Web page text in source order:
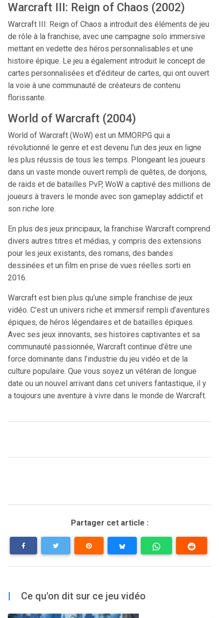
Warcraft III: Reign of Chaos (2002)
Warcraft III: Reign of Chaos a introduit des éléments de jeu
de rôle à la franchise, avec une campagne solo immersive
mettant en vedette des héros personnalisables et une
histoire épique. Le jeu a également introduit le concept de
cartes personnalisées et d’éditeur de cartes, qui ont ouvert
la voie à une communauté de créateurs de contenu
florissante.
World of Warcraft (2004)
World of Warcraft (WoW) est un MMORPG qui a
révolutionné le genre et est devenu l’un des jeux en ligne
les plus réussis de tous les temps. Plongeant les joueurs
dans un vaste monde ouvert rempli de quêtes, de donjons,
de raids et de batailles PvP, WoW a captivé des millions de
joueurs à travers le monde avec son gameplay addictif et
son riche lore.
En plus des jeux principaux, la franchise Warcraft comprend
divers autres titres et médias, y compris des extensions
pour les jeux existants, des romans, des bandes
dessinées et un film en prise de vues réelles sorti en
2016.
Warcraft est bien plus qu’une simple franchise de jeux
vidéo. C’est un univers riche et immersif rempli d’aventures
épiques, de héros légendaires et de batailles épiques.
Avec ses jeux innovants, ses histoires captivantes et sa
communauté passionnée, Warcraft continue d’être une
force dominante dans l’industrie du jeu vidéo et de la
culture populaire. Que vous soyez un vétéran de longue
date ou un nouvel arrivant dans cet univers fantastique, il y
a toujours une aventure à vivre dans le monde de Warcraft.
Partager cet article :
| Ce qu'on dit sur ce jeu vidéo